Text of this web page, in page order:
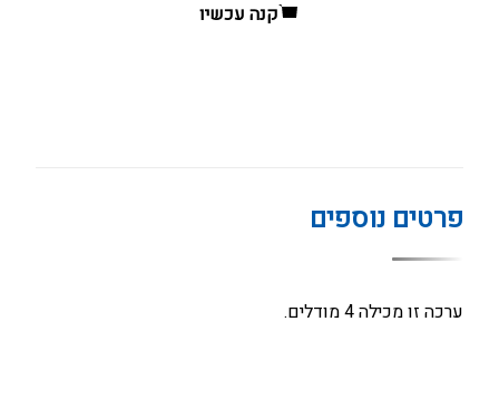
קנה עכשיו
פרטים נוספים
ערכה זו מכילה 4 מודלים.